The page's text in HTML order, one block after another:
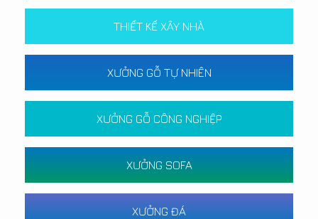
THIẾT KẾ XÂY NHÀ
XƯỞNG GỖ TỰ NHIÊN
XƯỞNG GỖ CÔNG NGHIỆP
XƯỞNG SOFA
XƯỞNG ĐÁ